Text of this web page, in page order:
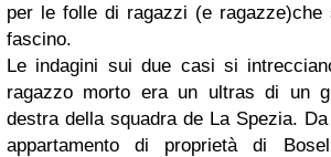
per le folle di ragazzi (e ragazze)che
fascino.
Le indagini sui due casi si
ragazzo morto era un ultras di un
destra della squadra de La Spezia.
appartamento di proprietà di